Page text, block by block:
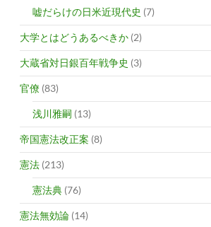
嘘だらけの日米近現代史 (7)
大学とはどうあるべきか (2)
大蔵省対日銀百年戦争史 (3)
官僚 (83)
浅川雅嗣 (13)
帝国憲法改正案 (8)
憲法 (213)
憲法典 (76)
憲法無効論 (14)